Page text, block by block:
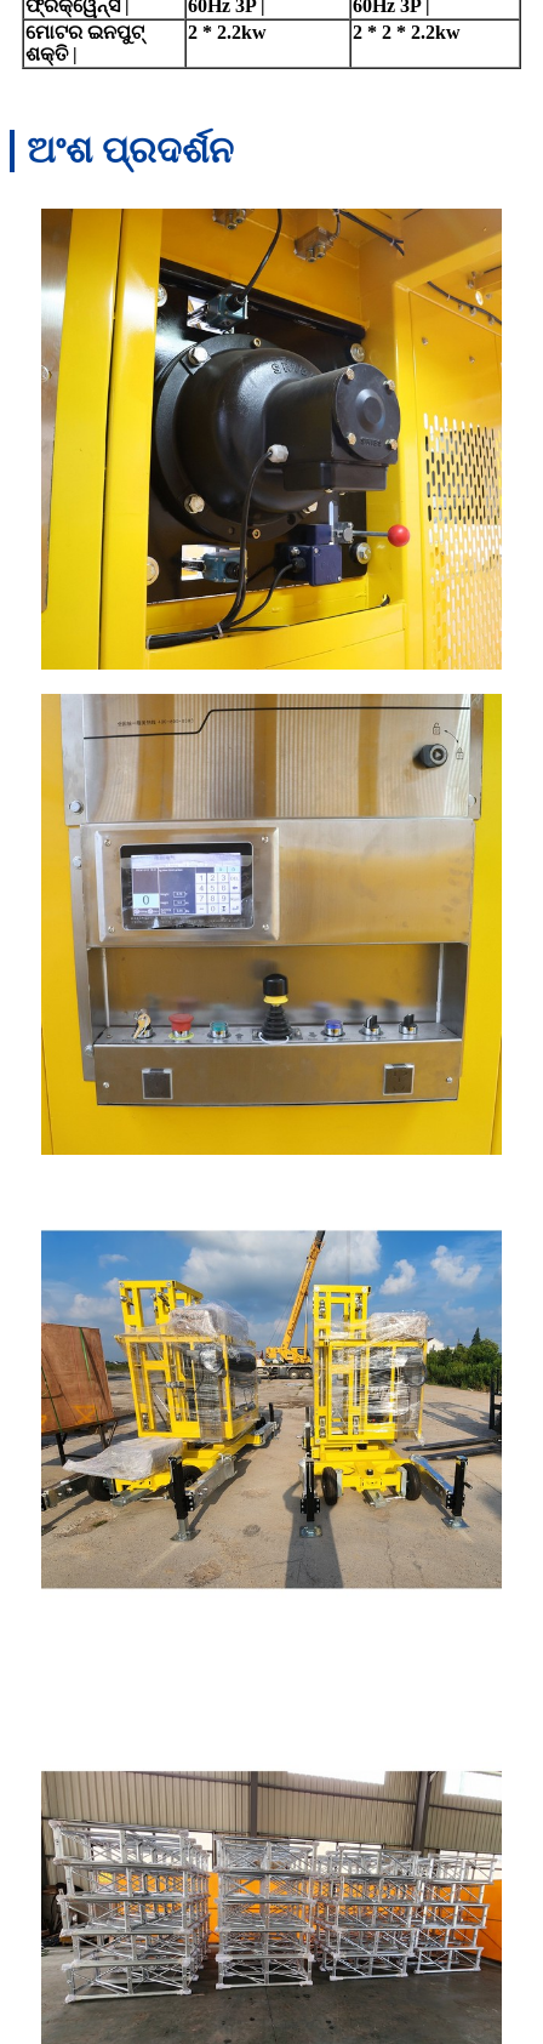
ଫ୍ରିକ୍ୱେନ୍ସି | 60Hz 3P |
60Hz 3P |
ମୋଟର ଇନପୁଟ୍
ଶକ୍ତି |
2 * 2.2kw 2 * 2 * 2.2kw
ଅଂଶ ପ୍ରଦର୍ଶନ